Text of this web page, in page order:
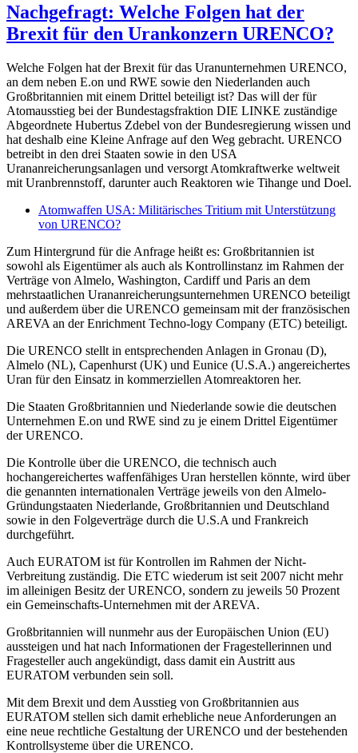
Nachgefragt: Welche Folgen hat der
Brexit für den Urankonzern URENCO?
Welche Folgen hat der Brexit für das Uranunternehmen URENCO,
an dem neben E.on und RWE sowie den Niederlanden auch
Großbritannien mit einem Drittel beteiligt ist? Das will der für
Atomausstieg bei der Bundestagsfraktion DIE LINKE zuständige
Abgeordnete Hubertus Zdebel von der Bundesregierung wissen und
hat deshalb eine Kleine Anfrage auf den Weg gebracht. URENCO
betreibt in den drei Staaten sowie in den USA
Urananreicherungsanlagen und versorgt Atomkraftwerke weltweit
mit Uranbrennstoff, darunter auch Reaktoren wie Tihange und Doel.
Atomwaffen USA: Militärisches Tritium mit Unterstützung
von URENCO?
Zum Hintergrund für die Anfrage heißt es: Großbritannien ist
sowohl als Eigentümer als auch als Kontrollinstanz im Rahmen der
Verträge von Almelo, Washington, Cardiff und Paris an dem
mehrstaatlichen Urananreicherungsunternehmen URENCO beteiligt
und außerdem über die URENCO gemeinsam mit der französischen
AREVA an der Enrichment Techno-logy Company (ETC) beteiligt.
Die URENCO stellt in entsprechenden Anlagen in Gronau (D),
Almelo (NL), Capenhurst (UK) und Eunice (U.S.A.) angereichertes
Uran für den Einsatz in kommerziellen Atomreaktoren her.
Die Staaten Großbritannien und Niederlande sowie die deutschen
Unternehmen E.on und RWE sind zu je einem Drittel Eigentümer
der URENCO.
Die Kontrolle über die URENCO, die technisch auch
hochangereichertes waffenfähiges Uran herstellen könnte, wird über
die genannten internationalen Verträge jeweils von den Almelo-
Gründungstaaten Niederlande, Großbritannien und Deutschland
sowie in den Folgeverträge durch die U.S.A und Frankreich
durchgeführt.
Auch EURATOM ist für Kontrollen im Rahmen der Nicht-
Verbreitung zuständig. Die ETC wiederum ist seit 2007 nicht mehr
im alleinigen Besitz der URENCO, sondern zu jeweils 50 Prozent
ein Gemeinschafts-Unternehmen mit der AREVA.
Großbritannien will nunmehr aus der Europäischen Union (EU)
aussteigen und hat nach Informationen der Fragestellerinnen und
Fragesteller auch angekündigt, dass damit ein Austritt aus
EURATOM verbunden sein soll.
Mit dem Brexit und dem Ausstieg von Großbritannien aus
EURATOM stellen sich damit erhebliche neue Anforderungen an
eine neue rechtliche Gestaltung der URENCO und der bestehenden
Kontrollsysteme über die URENCO.